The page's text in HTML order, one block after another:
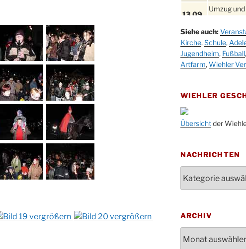
13.09.
Umzug
19.09.
25. u.
26.09.
10-12 Uhr
09.10.
Kirche
18:00 Uhr
11.10.
11:00 Uhr
Kirche um
Konzert
Siehe auch:
Kirche,Schule,
Jugendheim, Fußball,
Artfarm,Wiehler
WIEHLER
Übersichtder
NACHRICHTEN
ARCHIV